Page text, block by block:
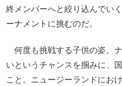
終メンバーへと絞り込んでい
ーナメントに挑むのだ。
何度も挑戦する子供の姿。
いというチャンスを掴みに、
こと。ニュージーランドにお